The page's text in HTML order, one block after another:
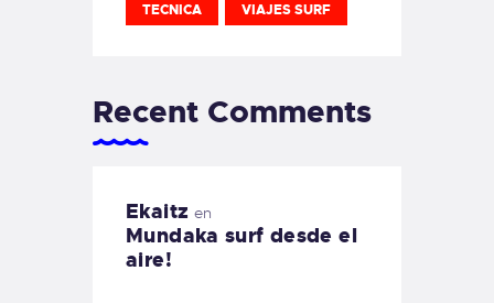
TECNICA VIAJES SURF
Recent Comments
Ekaitz en
Mundaka surf desde el
aire!